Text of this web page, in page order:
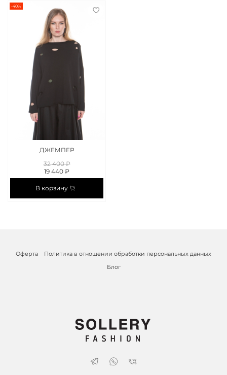
-40%
ДЖЕМПЕР
32 400 ₽
19 440 ₽
В корзину
Оферта
Политика в отношении обработки персональных данных
Блог